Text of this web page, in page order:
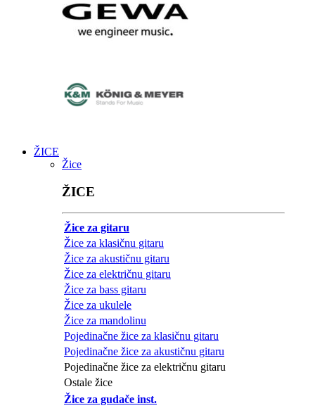
ŽICE
Žice
ŽICE
Žice za gitaru
Žice za klasičnu gitaru
Žice za akustičnu gitaru
Žice za električnu gitaru
Žice za bass gitaru
Žice za ukulele
Žice za mandolinu
Pojedinačne žice za klasičnu gitaru
Pojedinačne žice za akustičnu gitaru
Pojedinačne žice za električnu gitaru
Ostale žice
Žice za gudače inst.